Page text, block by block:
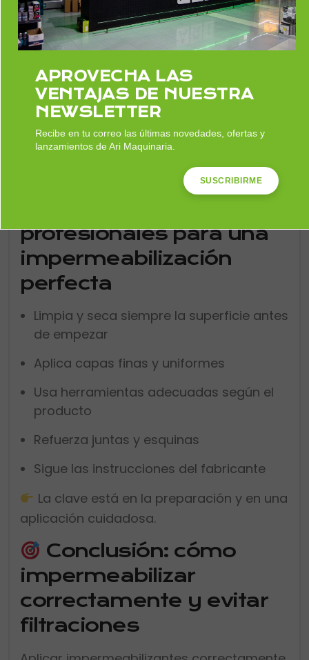
Usar capas demasiado gruesas
No cubrir bien juntas y esquinas
No utilizar protección personal
No respetar los tiempos de secado
Estos errores pueden provocar
filtraciones y reducir la durabilidad del
profesionales para una
impermeabilización
perfecta
Limpia y seca siempre la superficie antes
de empezar
Aplica capas finas y uniformes
Usa herramientas adecuadas según el
producto
Refuerza juntas y esquinas
Sigue las instrucciones del fabricante
La clave está en la preparación y en una
aplicación cuidadosa.
Conclusión: cómo
impermeabilizar
correctamente y evitar
filtraciones
APROVECHA LAS
VENTAJAS DE NUESTRA
NEWSLETTER
Recibe en tu correo las últimas novedades, ofertas y
lanzamientos de Ari Maquinaria.
SUSCRIBIRME